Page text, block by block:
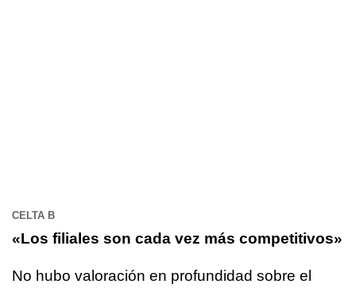
CELTA B
«Los filiales son cada vez más competitivos»
No hubo valoración en profundidad sobre el